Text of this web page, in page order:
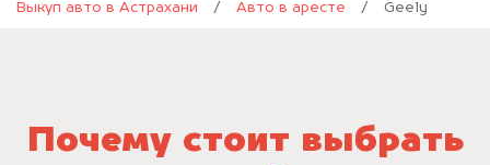
Выкуп авто в Астрахани / Авто в аресте / Geely
Почему стоит выбрать